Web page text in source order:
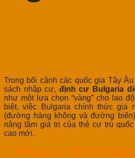
Trong bối cảnh các quốc gia Tây
sách nhập cư, định cư Bulgaria
như một lựa chọn “vàng” cho lao
biệt, việc Bulgaria chính thức gia
(đường hàng không và đường
nâng tầm giá trị của thẻ cư trú
cao mới.
1. Tổng quan về định cư